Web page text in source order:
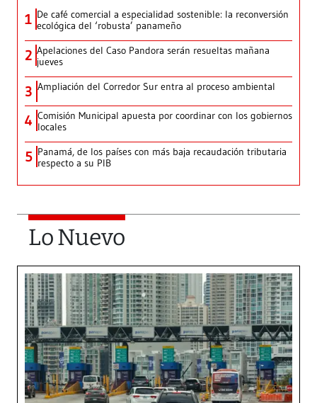
1 De café comercial a especialidad sostenible: la reconversión
ecológica del ‘robusta’ panameño
2 Apelaciones del Caso Pandora serán resueltas mañana
jueves
3 Ampliación del Corredor Sur entra al proceso ambiental
4 Comisión Municipal apuesta por coordinar con los gobiernos
locales
5 Panamá, de los países con más baja recaudación tributaria
respecto a su PIB
Lo Nuevo